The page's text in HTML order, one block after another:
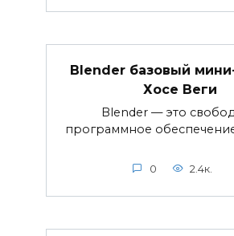
Blender базовый
Хосе Веги
Blender — это
программное
0 2.4к.